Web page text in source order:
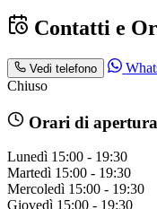
Contatti e
Vedi telefono
Chiuso
Orari di apertura
Lunedì 15:00 - 19:30
Martedì 15:00 - 19:30
Mercoledì 15:00 - 19:30
Giovedì 15:00 - 19:30